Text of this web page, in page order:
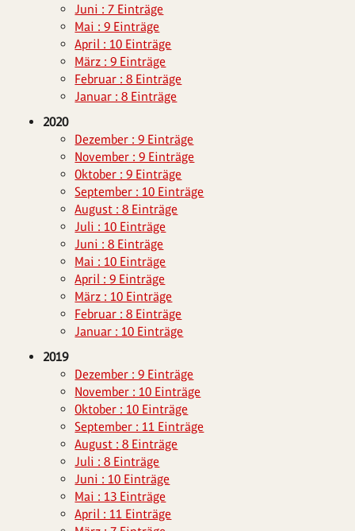
Juni : 7 Einträge
Mai : 9 Einträge
April : 10 Einträge
März : 9 Einträge
Februar : 8 Einträge
Januar : 8 Einträge
2020
Dezember : 9 Einträge
November : 9 Einträge
Oktober : 9 Einträge
September : 10 Einträge
August : 8 Einträge
Juli : 10 Einträge
Juni : 8 Einträge
Mai : 10 Einträge
April : 9 Einträge
März : 10 Einträge
Februar : 8 Einträge
Januar : 10 Einträge
2019
Dezember : 9 Einträge
November : 10 Einträge
Oktober : 10 Einträge
September : 11 Einträge
August : 8 Einträge
Juli : 8 Einträge
Juni : 10 Einträge
Mai : 13 Einträge
April : 11 Einträge